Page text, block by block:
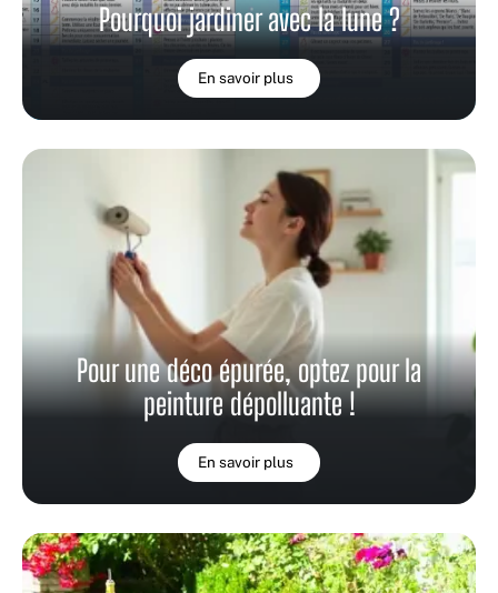
Pourquoi jardiner avec la lune ?
En savoir plus
Pour une déco épurée, optez pour la
peinture dépolluante !
En savoir plus